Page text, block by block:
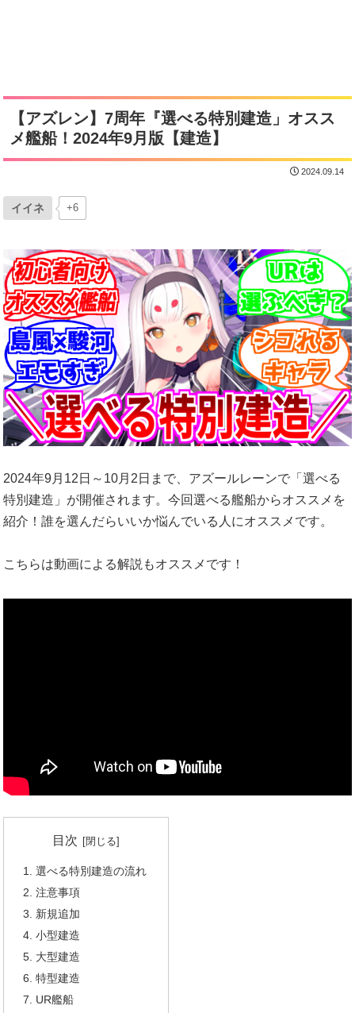
【アズレン】7周年『選べる特別建造」オスス
メ艦船！2024年9月版【建造】
2024.09.14
イイネ +6
2024年9月12日～10月2日まで、アズールレーンで「選べる
特別建造」が開催されます。今回選べる艦船からオススメを
紹介！誰を選んだらいいか悩んでいる人にオススメです。
こちらは動画による解説もオススメです！
目次
選べる特別建造の流れ
注意事項
新規追加
小型建造
大型建造
特型建造
UR艦船